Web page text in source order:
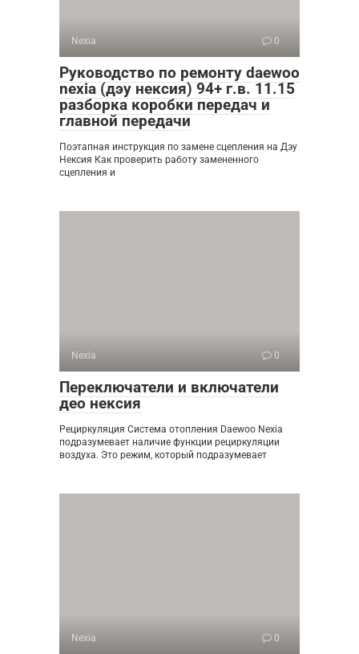
Nexia 0
Руководство по ремонту daewoo
nexia (дэу нексия) 94+ г.в. 11.15
разборка коробки передач и
главной передачи
Поэтапная инструкция по замене сцепления на Дэу
Нексия Как проверить работу замененного
сцепления и
Nexia 0
Переключатели и включатели
део нексия
Рециркуляция Система отопления Daewoo Nexia
подразумевает наличие функции рециркуляции
воздуха. Это режим, который подразумевает
Nexia 0